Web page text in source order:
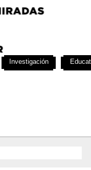
Investigación